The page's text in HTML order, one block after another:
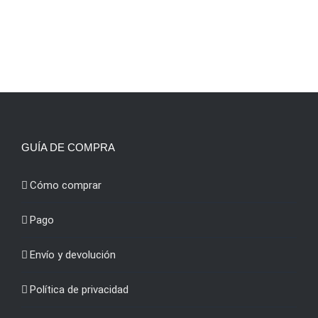
GUÍA DE COMPRA
Cómo comprar
Pago
Envío y devolución
Política de privacidad